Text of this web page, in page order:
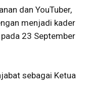
dan YouTuber,
menjadi kader
23 September
sebagai Ketua